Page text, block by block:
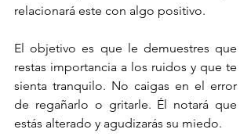
relacionará este con algo positivo.
El objetivo es que le demuestres que
restas importancia a los ruidos y que te
sienta tranquilo. No caigas en el error
de regañarlo o gritarle. Él notará que
estás alterado y agudizarás su miedo.